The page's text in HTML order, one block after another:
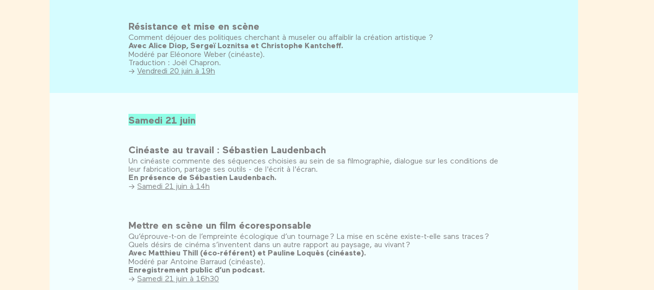
Résistance et mise en scène
Comment déjouer des politiques cherchant à museler ou affaiblir la création artistique ?
Avec Alice Diop, Sergeï Loznitsa et Christophe Kantcheff.
Modéré par Eléonore Weber (cinéaste).
Traduction : Joël Chapron.
→ Vendredi 20 juin à 19h
Samedi 21 juin
Cinéaste au travail : Sébastien Laudenbach
Un cinéaste commente des séquences choisies au sein de sa filmographie, dialogue sur les conditions de
leur fabrication, partage ses outils - de l'écrit à l'écran.
En présence de Sébastien Laudenbach.
→ Samedi 21 juin à 14h
Mettre en scène un film écoresponsable
Qu’éprouve-t-on de l’empreinte écologique d’un tournage ? La mise en scène existe-t-elle sans traces ?
Quels désirs de cinéma s’inventent dans un autre rapport au paysage, au vivant ?
Avec Matthieu Thill (éco-référent) et Pauline Loquès (cinéaste).
Modéré par Antoine Barraud (cinéaste).
Enregistrement public d’un podcast.
→ Samedi 21 juin à 16h30